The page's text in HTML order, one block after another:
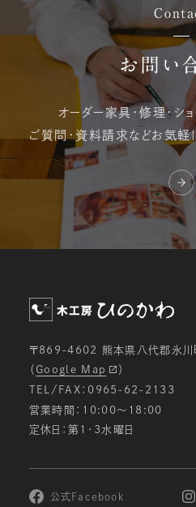
お問い
オーダー家具・修理・ シ
ご質問・資料請求などお気軽
〒869-4602 熊本県八代郡氷川
（ Google Map
）
TEL/FAX：0965-62-2133
営業時間：10:00〜18:00
定休日：第1・3水曜日
公式Facebook